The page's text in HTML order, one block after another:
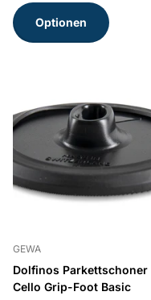
Optionen
GEWA
Dolfinos Parkettschoner
Cello Grip-Foot Basic